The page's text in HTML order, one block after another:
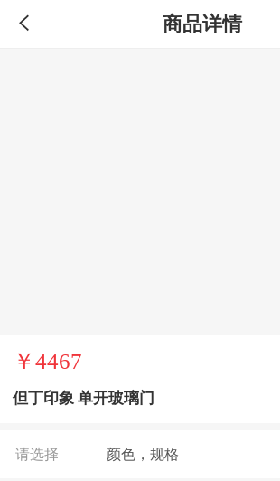
商品详情
￥4467
但丁印象 单开玻璃门
请选择 颜色，规格